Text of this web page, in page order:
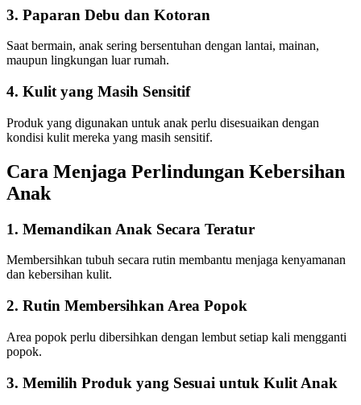
3. Paparan Debu dan Kotoran
Saat bermain, anak sering bersentuhan dengan lantai, mainan,
maupun lingkungan luar rumah.
4. Kulit yang Masih Sensitif
Produk yang digunakan untuk anak perlu disesuaikan dengan
kondisi kulit mereka yang masih sensitif.
Cara Menjaga Perlindungan Kebersihan
Anak
1. Memandikan Anak Secara Teratur
Membersihkan tubuh secara rutin membantu menjaga kenyamanan
dan kebersihan kulit.
2. Rutin Membersihkan Area Popok
Area popok perlu dibersihkan dengan lembut setiap kali mengganti
popok.
3. Memilih Produk yang Sesuai untuk Kulit Anak